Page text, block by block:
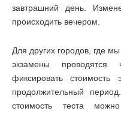
завтрашний день.
происходить вечером.
Для других городов, где
экзамены
фиксировать
продолжительный
стоимость теста